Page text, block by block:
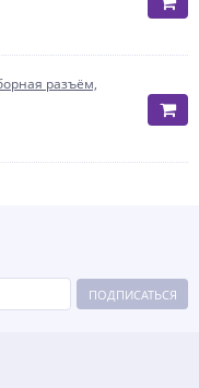
разъём,
ПОДПИСАТЬСЯ